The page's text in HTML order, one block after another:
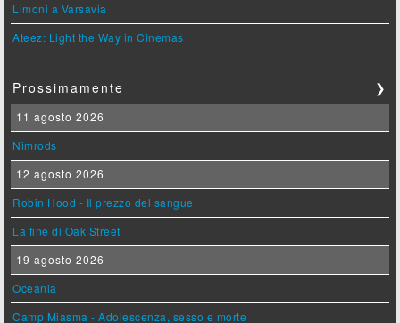
Limoni a Varsavia
Ateez: Light the Way in Cinemas
Prossimamente ❯
11 agosto 2026
Nimrods
12 agosto 2026
Robin Hood - Il prezzo del sangue
La fine di Oak Street
19 agosto 2026
Oceania
Camp Miasma - Adolescenza, sesso e morte